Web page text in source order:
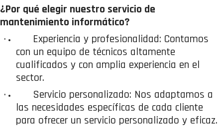
¿Por qué elegir nuestro servicio de
mantenimiento informático?
·
Experiencia y profesionalidad: Contamos
con un equipo de técnicos altamente
cualificados y con amplia experiencia en el
sector.
·
Servicio personalizado: Nos adaptamos a
las necesidades específicas de cada cliente
para ofrecer un servicio personalizado y eficaz.